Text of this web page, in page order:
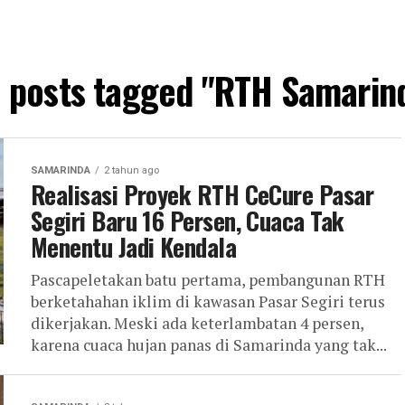
tagged "RTH
SAMARINDA 2 tahun ago
Realisasi Proyek RTH CeCure Pasar
Segiri Baru 16 Persen, Cuaca Tak
Menentu Jadi Kendala
Pascapeletakan batu pertama, pembangunan RTH
berketahahan iklim di kawasan Pasar Segiri terus
dikerjakan. Meski ada keterlambatan 4 persen,
karena cuaca hujan panas di Samarinda yang tak...